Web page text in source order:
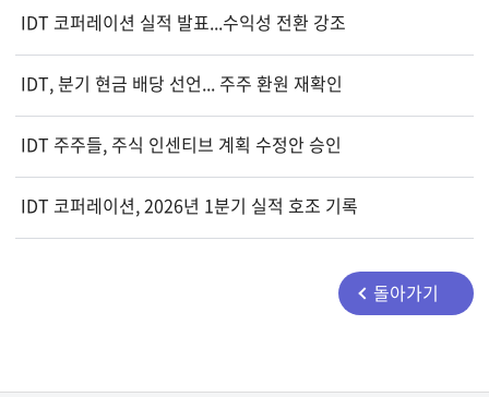
IDT 코퍼레이션 실적 발표...수익성 전환 강조
IDT, 분기 현금 배당 선언... 주주 환원 재확인
IDT 주주들, 주식 인센티브 계획 수정안 승인
IDT 코퍼레이션, 2026년 1분기 실적 호조 기록
돌아가기